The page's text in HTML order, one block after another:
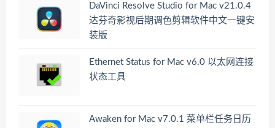
DaVinci Resolve Studio for Mac v21.0.4
达芬奇影视后期调色剪辑软件中文一键安
装版
Ethernet Status for Mac v6.0 以太网连接
状态工具
Awaken for Mac v7.0.1 菜单栏任务日历